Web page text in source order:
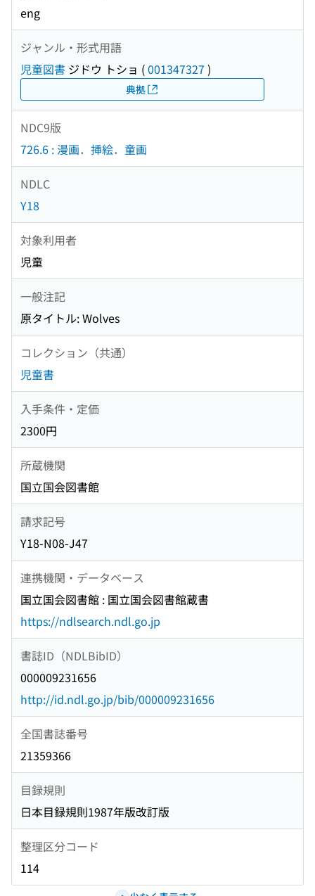
eng
ジャンル・形式用語
児童図書 ジドウ トショ (001347327 )
典拠
NDC9版
726.6 : 漫画．挿絵．童画
NDLC
Y18
対象利用者
児童
一般注記
原タイトル: Wolves
コレクション（共通）
児童書
入手条件・定価
2300円
所蔵機関
国立国会図書館
請求記号
Y18-N08-J47
連携機関・データベース
国立国会図書館 : 国立国会図書館蔵書
https://ndlsearch.ndl.go.jp
書誌ID（NDLBibID）
000009231656
http://id.ndl.go.jp/bib/000009231656
全国書誌番号
21359366
目録規則
日本目録規則1987年版改訂版
整理区分コード
114